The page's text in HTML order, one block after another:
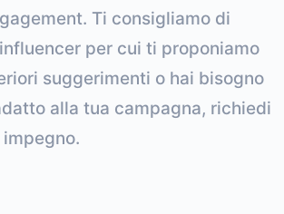
Ti consigliamo di
per cui ti proponiamo
suggerimenti o hai bisogno
alla tua campagna, richiedi